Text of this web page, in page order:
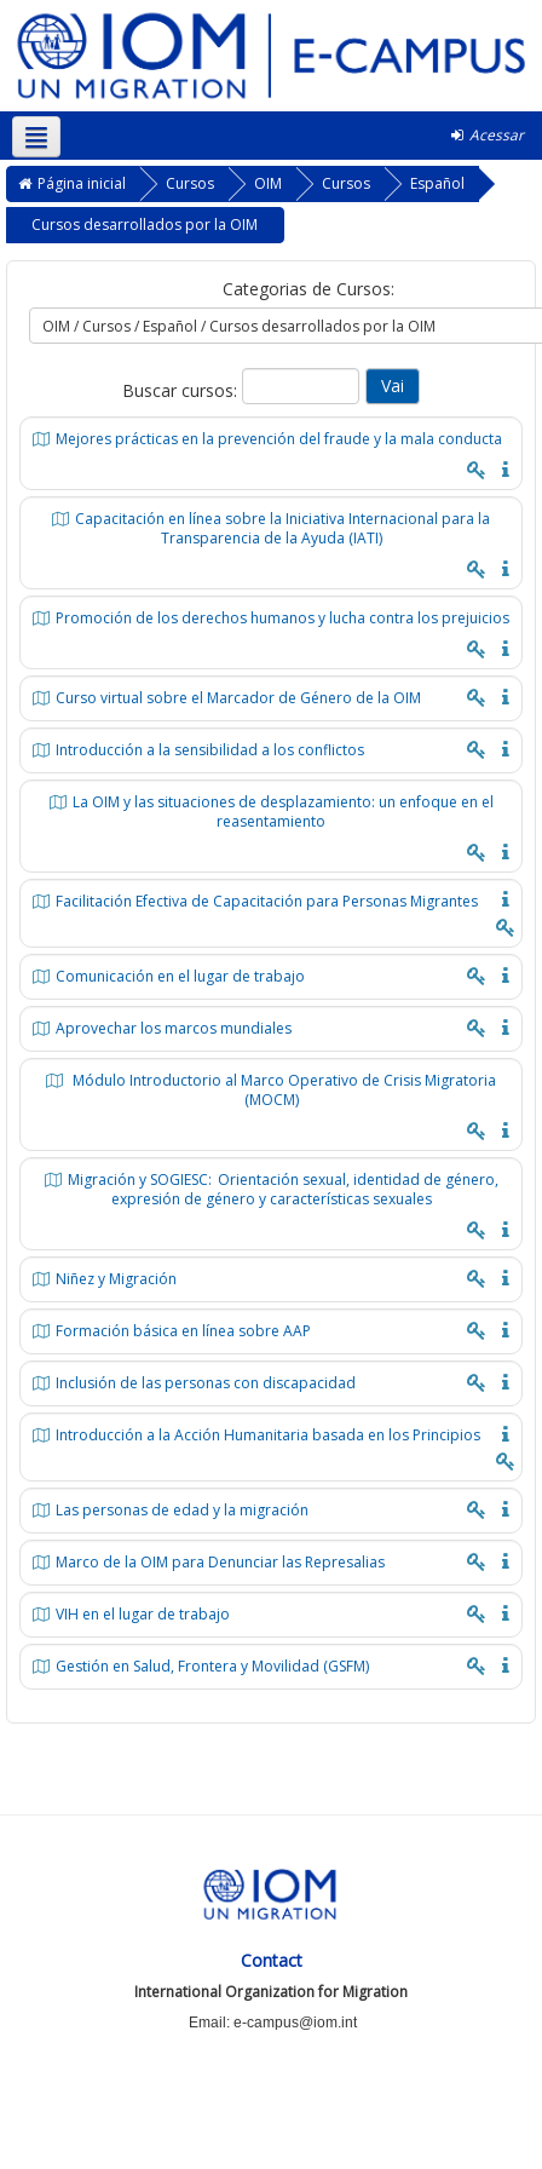
Acessar
Português - Brasil ‎(pt_br)‎
Página inicial Cursos OIM Cursos
Español
Cursos desarrollados por la OIM
Categorias de Cursos:
Buscar cursos:
Mejores prácticas en la prevención del fraude y la mala conducta
Capacitación en línea sobre la Iniciativa Internacional para la
Transparencia de la Ayuda (IATI)
Promoción de los derechos humanos y lucha contra los prejuicios
Curso virtual sobre el Marcador de Género de la OIM
Introducción a la sensibilidad a los conflictos
La OIM y las situaciones de desplazamiento: un enfoque en el
reasentamiento
Facilitación Efectiva de Capacitación para Personas Migrantes
Comunicación en el lugar de trabajo
Aprovechar los marcos mundiales
Módulo Introductorio al Marco Operativo de Crisis Migratoria
(MOCM)
Migración y SOGIESC: Orientación sexual, identidad de género,
expresión de género y características sexuales
Niñez y Migración
Formación básica en línea sobre AAP
Inclusión de las personas con discapacidad
Introducción a la Acción Humanitaria basada en los Principios
Las personas de edad y la migración
Marco de la OIM para Denunciar las Represalias
VIH en el lugar de trabajo
Gestión en Salud, Frontera y Movilidad (GSFM)
Contact
International Organization for Migration
Email: e-campus@iom.int